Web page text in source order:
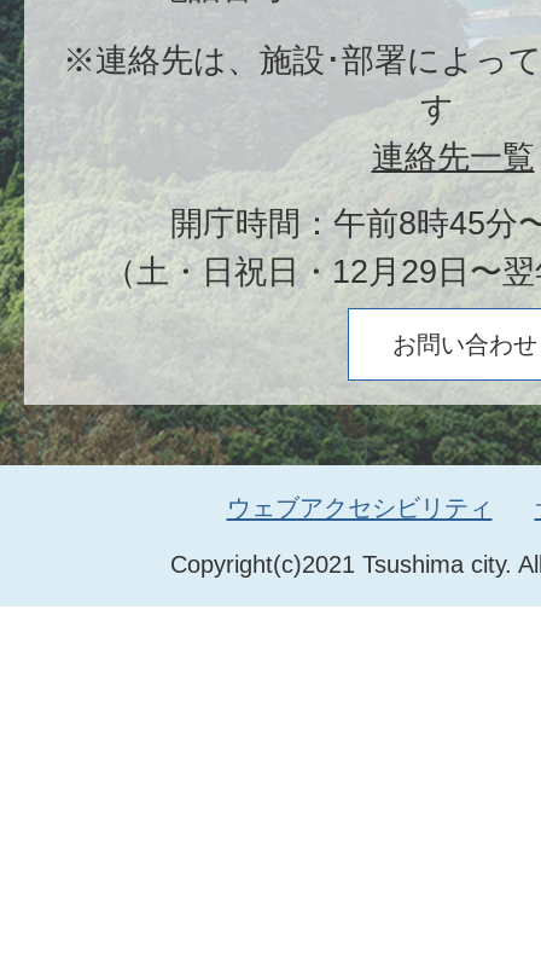
※連絡先は、施設･部署によっ
す
連絡先一覧
開庁時間：午前8時45分
（土・日祝日・12月29日〜
お問い合わせ
Copyright(c)2021 Tsushima city.
ウェブアクセシビリティ